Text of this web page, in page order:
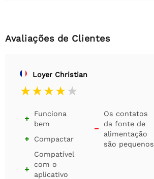
Avaliações de Clientes
Loyer Christian

Funciona
bem
 Compactar

Compatível
com o
aplicativo

Os contatos
da fonte de
alimentação
são pequenos